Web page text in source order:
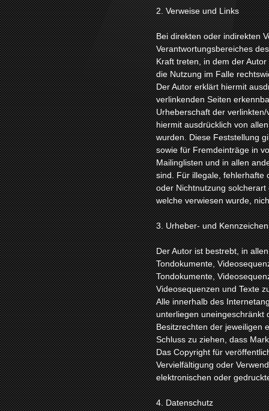
2. Verweise und Links
Bei direkten oder indirekten
Verantwortungsbereiches
Kraft treten, in dem der
die Nutzung im Falle
Der Autor erklärt hiermit
verlinkenden Seiten
Urheberschaft der
hiermit ausdrücklich von
wurden. Diese Feststellung
sowie für Fremdeinträge in
Mailinglisten und in allen
sind. Für illegale, fehlerhafte
oder Nichtnutzung
welche verwiesen wurde,
3. Urheber- und
Der Autor ist bestrebt, in
Tondokumente,
Tondokumente,
Videosequenzen und Texte
Alle innerhalb des
unterliegen uneingeschränkt
Besitzrechten der jeweiligen
Schluss zu ziehen, dass
Das Copyright für
Vervielfältigung oder
elektronischen oder
4. Datenschutz